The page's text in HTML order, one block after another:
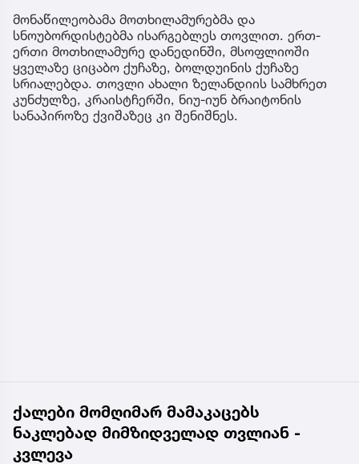
მონაწილეობამა მოთხილამურებმა და
სნოუბორდისტებმა ისარგებლეს თოვლით. ერთ-
ერთი მოთხილამურე დანედინში, მსოფლიოში
ყველაზე ციცაბო ქუჩაზე, ბოლდუინის ქუჩაზე
სრიალებდა. თოვლი ახალი ზელანდიის სამხრეთ
კუნძულზე, კრაისტჩერში, ნიუ-იუნ ბრაიტონის
სანაპიროზე ქვიშაზეც კი შენიშნეს.
ქალები მომღიმარ მამაკაცებს
ნაკლებად მიმზიდველად თვლიან -
კვლევა